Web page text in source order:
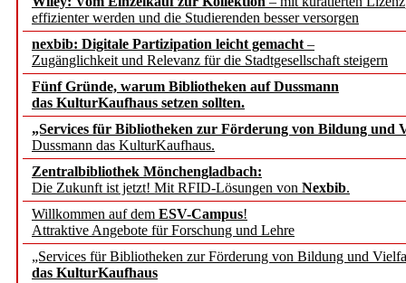
effizienter werden und die Studierenden besser versorgen
nexbib: Digitale Partizipation leicht gemacht –
Zugänglichkeit und Relevanz für die Stadtgesellschaft steigern
Fünf Gründe, warum Bibliotheken auf Dussmann
das KulturKaufhaus setzen sollten.
„Services für Bibliotheken zur Förderung von Bildung und
Dussmann das KulturKaufhaus.
Zentralbibliothek Mönchengladbach:
Die Zukunft ist jetzt! Mit RFID-Lösungen von Nexbib.
Willkommen auf dem ESV-Campus!
Attraktive Angebote für Forschung und Lehre
„Services für Bibliotheken zur Förderung von Bildung und
das KulturKaufhaus
Voraussetzungen
Erfolgreiches erstes
Segment Research –
angepasst
konstruktiv!